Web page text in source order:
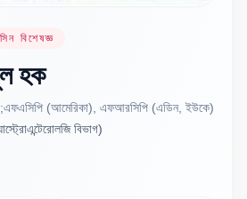
বিশেষজ্ঞ
হক
(আমেরিকা), এফআরসিপি (এডিন, ইউকে)
বিভাগ)